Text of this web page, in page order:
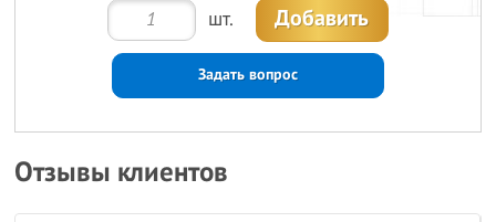
шт. Добавить
Задать вопрос
Отзывы клиентов